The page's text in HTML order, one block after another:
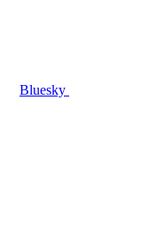
Bluesky